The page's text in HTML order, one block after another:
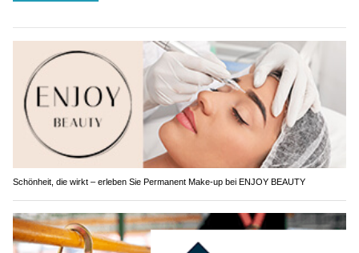
Schönheit, die wirkt – erleben Sie Permanent Make-up bei ENJOY BEAUTY